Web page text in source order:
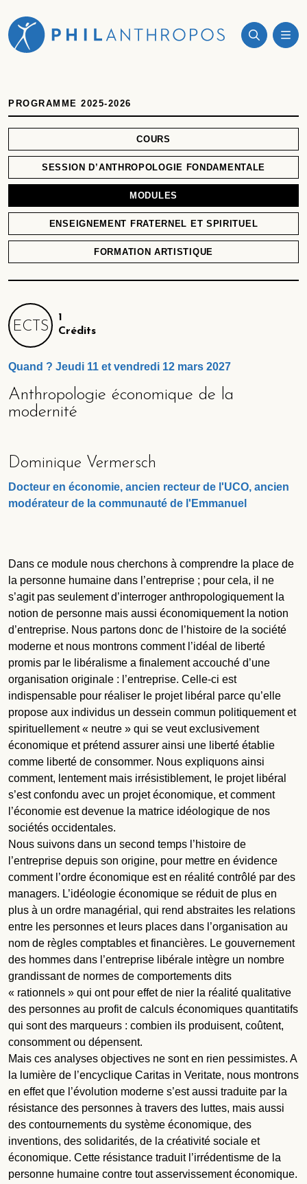
PROGRAMME 2025-2026
COURS
SESSION D’ANTHROPOLOGIE FONDAMENTALE
MODULES
ENSEIGNEMENT FRATERNEL ET SPIRITUEL
FORMATION ARTISTIQUE
ECTS
1
Crédits
Quand ? Jeudi 11 et vendredi 12 mars 2027
Anthropologie économique de la
modernité
Dominique Vermersch
Docteur en économie, ancien recteur de l'UCO, ancien
modérateur de la communauté de l'Emmanuel
Dans ce module nous cherchons à comprendre la place de
la personne humaine dans l’entreprise ; pour cela, il ne
s’agit pas seulement d’interroger anthropologiquement la
notion de personne mais aussi économiquement la notion
d’entreprise. Nous partons donc de l’histoire de la société
moderne et nous montrons comment l’idéal de liberté
promis par le libéralisme a finalement accouché d’une
organisation originale : l’entreprise. Celle-ci est
indispensable pour réaliser le projet libéral parce qu’elle
propose aux individus un dessein commun politiquement et
spirituellement « neutre » qui se veut exclusivement
économique et prétend assurer ainsi une liberté établie
comme liberté de consommer. Nous expliquons ainsi
comment, lentement mais irrésistiblement, le projet libéral
s’est confondu avec un projet économique, et comment
l’économie est devenue la matrice idéologique de nos
sociétés occidentales.
Nous suivons dans un second temps l’histoire de
l’entreprise depuis son origine, pour mettre en évidence
comment l’ordre économique est en réalité contrôlé par des
managers. L’idéologie économique se réduit de plus en
plus à un ordre managérial, qui rend abstraites les relations
entre les personnes et leurs places dans l’organisation au
nom de règles comptables et financières. Le gouvernement
des hommes dans l’entreprise libérale intègre un nombre
grandissant de normes de comportements dits
« rationnels » qui ont pour effet de nier la réalité qualitative
des personnes au profit de calculs économiques quantitatifs
qui sont des marqueurs : combien ils produisent, coûtent,
consomment ou dépensent.
Mais ces analyses objectives ne sont en rien pessimistes. A
la lumière de l’encyclique Caritas in Veritate, nous montrons
en effet que l’évolution moderne s’est aussi traduite par la
résistance des personnes à travers des luttes, mais aussi
des contournements du système économique, des
inventions, des solidarités, de la créativité sociale et
économique. Cette résistance traduit l’irrédentisme de la
personne humaine contre tout asservissement économique.